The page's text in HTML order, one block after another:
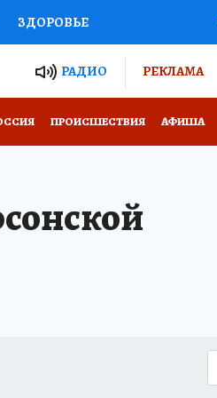
ЗДОРОВЬЕ
РОССИИ
ВСЕ О КП
РАДИО РЕКЛАМА
ПРОИСШЕСТВИЯ АФИША